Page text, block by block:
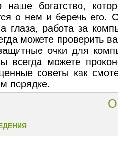
богатство,
о нем и беречь его.
глаза, работа за
можете проверить
очки для
всегда можете
советы как
порядке.